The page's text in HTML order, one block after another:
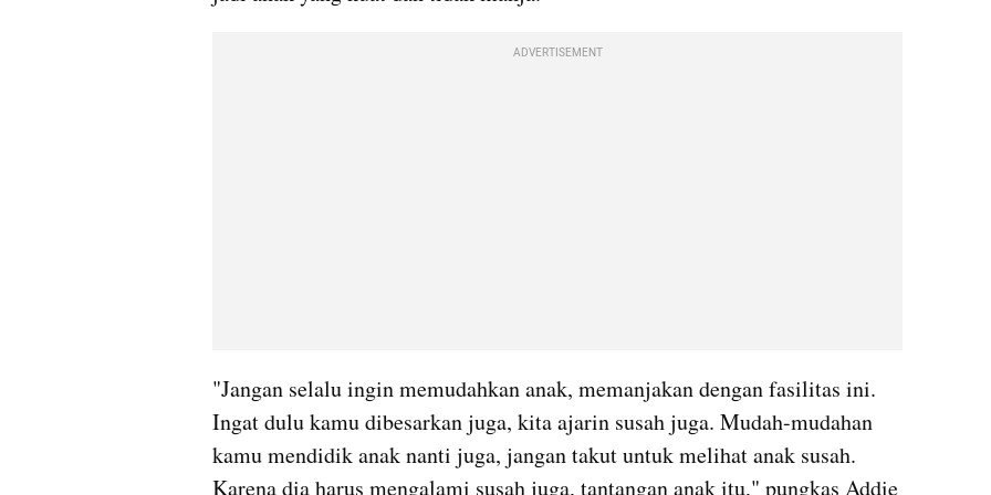
ADVERTISEMENT
"Jangan selalu ingin memudahkan anak, memanjakan dengan fasilitas ini.
Ingat dulu kamu dibesarkan juga, kita ajarin susah juga. Mudah-mudahan
kamu mendidik anak nanti juga, jangan takut untuk melihat anak susah.
Karena dia harus mengalami susah juga, tantangan anak itu," pungkas Addie